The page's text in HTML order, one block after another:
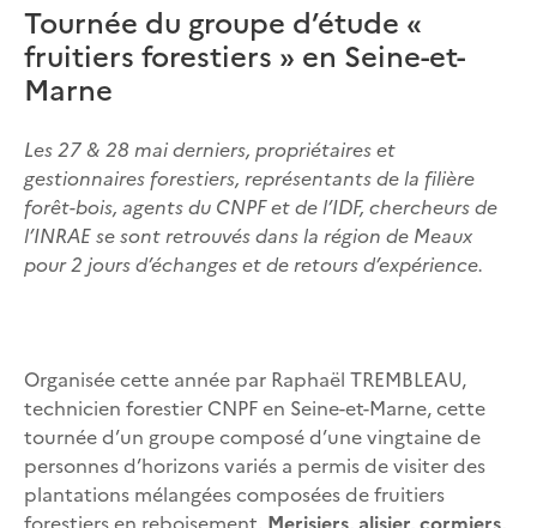
Tournée du groupe d’étude «
fruitiers forestiers » en Seine-et-
Marne
Les 27 & 28 mai derniers, propriétaires et
gestionnaires forestiers, représentants de la filière
forêt-bois, agents du CNPF et de l’IDF, chercheurs de
l’INRAE se sont retrouvés dans la région de Meaux
pour 2 jours d’échanges et de retours d’expérience.
Organisée cette année par Raphaël TREMBLEAU,
technicien forestier CNPF en Seine-et-Marne, cette
tournée d’un groupe composé d’une vingtaine de
personnes d’horizons variés a permis de visiter des
plantations mélangées composées de fruitiers
forestiers en reboisement. Merisiers, alisier, cormiers,